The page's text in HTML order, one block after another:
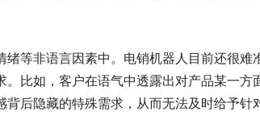
等非语言因素中。电销机器人目前还很难
比如，客户在语气中透露出对产品某一方
后隐藏的特殊需求，从而无法及时给予针